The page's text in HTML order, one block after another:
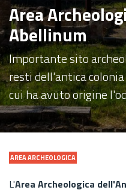
Area
Abellinum
Importante sito
resti dell'antica
cui ha avuto origine
AREA ARCHEOLOGICA
L'Area Archeologica